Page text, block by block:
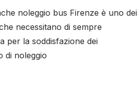
noleggio bus Firenze è uno dei
necessitano di sempre
per la soddisfazione dei
di noleggio